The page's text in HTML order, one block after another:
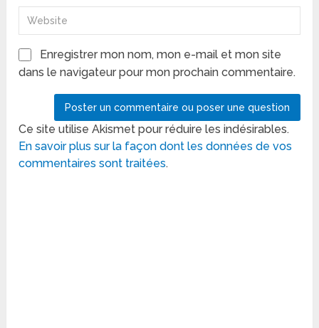
Enregistrer mon nom, mon e-mail et mon site
dans le navigateur pour mon prochain commentaire.
Ce site utilise Akismet pour réduire les indésirables.
En savoir plus sur la façon dont les données de vos
commentaires sont traitées.